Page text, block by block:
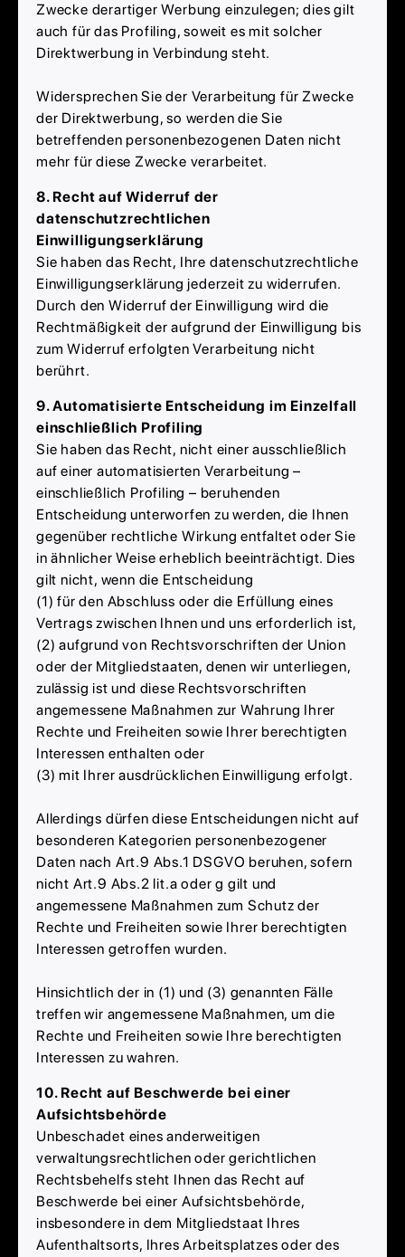
Zwecke derartiger Werbung einzulegen; dies gilt
auch für das Profiling, soweit es mit solcher
Direktwerbung in Verbindung steht.
Widersprechen Sie der Verarbeitung für Zwecke
der Direktwerbung, so werden die Sie
betreffenden personenbezogenen Daten nicht
mehr für diese Zwecke verarbeitet.
8. Recht auf Widerruf der
datenschutzrechtlichen
Einwilligungserklärung
Sie haben das Recht, Ihre datenschutzrechtliche
Einwilligungserklärung jederzeit zu widerrufen.
Durch den Widerruf der Einwilligung wird die
Rechtmäßigkeit der aufgrund der Einwilligung bis
zum Widerruf erfolgten Verarbeitung nicht
berührt.
9. Automatisierte Entscheidung im Einzelfall
einschließlich Profiling
Sie haben das Recht, nicht einer ausschließlich
auf einer automatisierten Verarbeitung –
einschließlich Profiling – beruhenden
Entscheidung unterworfen zu werden, die Ihnen
gegenüber rechtliche Wirkung entfaltet oder Sie
in ähnlicher Weise erheblich beeinträchtigt. Dies
gilt nicht, wenn die Entscheidung
(1) für den Abschluss oder die Erfüllung eines
Vertrags zwischen Ihnen und uns erforderlich ist,
(2) aufgrund von Rechtsvorschriften der Union
oder der Mitgliedstaaten, denen wir unterliegen,
zulässig ist und diese Rechtsvorschriften
angemessene Maßnahmen zur Wahrung Ihrer
Rechte und Freiheiten sowie Ihrer berechtigten
Interessen enthalten oder
(3) mit Ihrer ausdrücklichen Einwilligung erfolgt.
Allerdings dürfen diese Entscheidungen nicht auf
besonderen Kategorien personenbezogener
Daten nach Art.9 Abs.1 DSGVO beruhen, sofern
nicht Art.9 Abs.2 lit.a oder g gilt und
angemessene Maßnahmen zum Schutz der
Rechte und Freiheiten sowie Ihrer berechtigten
Interessen getroffen wurden.
Hinsichtlich der in (1) und (3) genannten Fälle
treffen wir angemessene Maßnahmen, um die
Rechte und Freiheiten sowie Ihre berechtigten
Interessen zu wahren.
10. Recht auf Beschwerde bei einer
Aufsichtsbehörde
Unbeschadet eines anderweitigen
verwaltungsrechtlichen oder gerichtlichen
Rechtsbehelfs steht Ihnen das Recht auf
Beschwerde bei einer Aufsichtsbehörde,
insbesondere in dem Mitgliedstaat Ihres
Aufenthaltsorts, Ihres Arbeitsplatzes oder des